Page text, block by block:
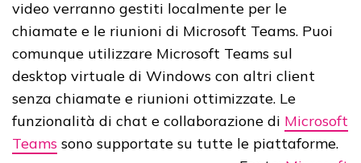
video verranno gestiti localmente per le
chiamate e le riunioni di Microsoft Teams. Puoi
comunque utilizzare Microsoft Teams sul
desktop virtuale di Windows con altri client
senza chiamate e riunioni ottimizzate. Le
funzionalità di chat e collaborazione di Microsoft
Teams sono supportate su tutte le piattaforme.